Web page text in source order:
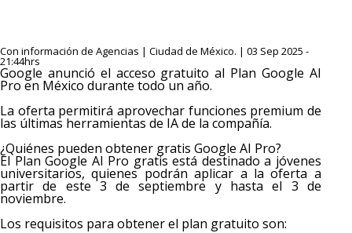
Con información de Agencias | Ciudad de México. | 03 Sep 2025 -
21:44hrs
Google anunció el acceso gratuito al Plan Google AI
Pro en México durante todo un año.
La oferta permitirá aprovechar funciones premium de
las últimas herramientas de IA de la compañía.
¿Quiénes pueden obtener gratis Google AI Pro?
El Plan Google AI Pro gratis está destinado a jóvenes
universitarios, quienes podrán aplicar a la oferta a
partir de este 3 de septiembre y hasta el 3 de
noviembre.
Los requisitos para obtener el plan gratuito son: